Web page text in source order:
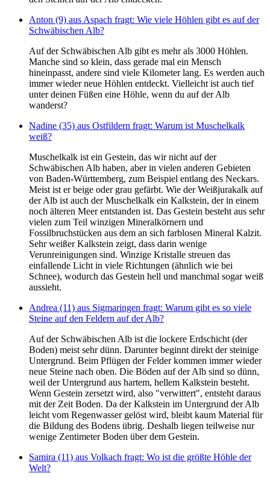
Anton (9) aus Aspach fragt: Wie viele Höhlen gibt es auf der
Schwäbischen Alb?
Auf der Schwäbischen Alb gibt es mehr als 3000 Höhlen.
Manche sind so klein, dass gerade mal ein Mensch
hineinpasst, andere sind viele Kilometer lang. Es werden auch
immer wieder neue Höhlen entdeckt. Vielleicht ist auch tief
unter deinen Füßen eine Höhle, wenn du auf der Alb
wanderst?
Nadine (35) aus Ostfildern fragt: Warum ist Muschelkalk
weiß?
Muschelkalk ist ein Gestein, das wir nicht auf der
Schwäbischen Alb haben, aber in vielen anderen Gebieten
von Baden-Württemberg, zum Beispiel entlang des Neckars.
Meist ist er beige oder grau gefärbt. Wie der Weißjurakalk auf
der Alb ist auch der Muschelkalk ein Kalkstein, der in einem
noch älteren Meer entstanden ist. Das Gestein besteht aus sehr
vielen zum Teil winzigen Mineralkörnern und
Fossilbruchstücken aus dem an sich farblosen Mineral Kalzit.
Sehr weißer Kalkstein zeigt, dass darin wenige
Verunreinigungen sind. Winzige Kristalle streuen das
einfallende Licht in viele Richtungen (ähnlich wie bei
Schnee), wodurch das Gestein hell und manchmal sogar weiß
aussieht.
Andrea (11) aus Sigmaringen fragt: Warum gibt es so viele
Steine auf den Feldern auf der Alb?
Auf der Schwäbischen Alb ist die lockere Erdschicht (der
Boden) meist sehr dünn. Darunter beginnt direkt der steinige
Untergrund. Beim Pflügen der Felder kommen immer wieder
neue Steine nach oben. Die Böden auf der Alb sind so dünn,
weil der Untergrund aus hartem, hellem Kalkstein besteht.
Wenn Gestein zersetzt wird, also "verwittert", entsteht daraus
mit der Zeit Boden. Da der Kalkstein im Untergrund der Alb
leicht vom Regenwasser gelöst wird, bleibt kaum Material für
die Bildung des Bodens übrig. Deshalb liegen teilweise nur
wenige Zentimeter Boden über dem Gestein.
Samira (11) aus Volkach fragt: Wo ist die größte Höhle der
Welt?